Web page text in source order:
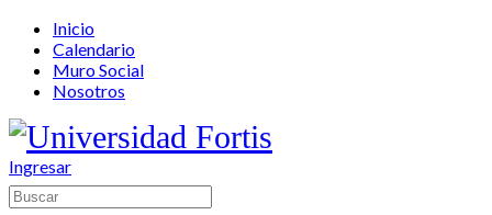
Toggle
Side
Panel
Inicio
Calendario
Muro Social
Nosotros
More
options
Ingresar
Buscar: